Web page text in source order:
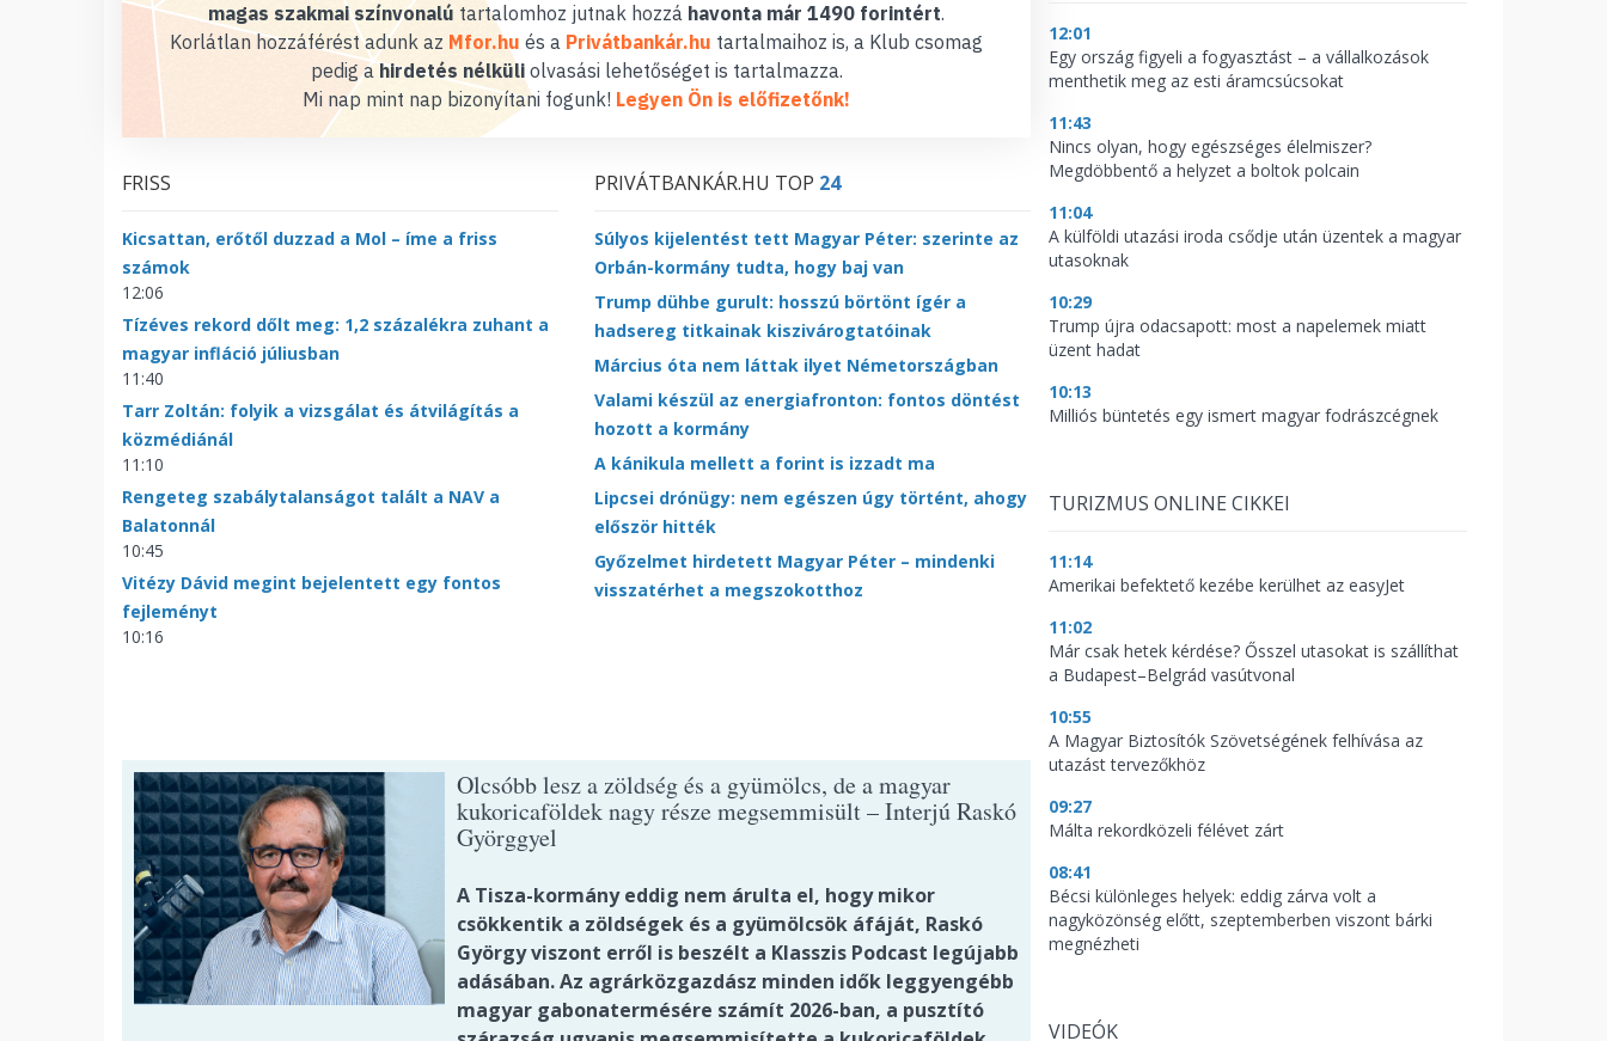
magas szakmai színvonalú tartalomhoz jutnak hozzá havonta már 1490 forintért.
Korlátlan hozzáférést adunk az Mfor.hu és a Privátbankár.hu tartalmaihoz is, a Klub csomag
pedig ahirdetés nélküliolvasási lehetőséget is tartalmazza.
Mi nap mint nap bizonyítani fogunk! Legyen Ön is előfizetőnk!
FRISS
Kicsattan, erőtől duzzad a Mol – íme a friss
számok
12:06
Tízéves rekord dőlt meg: 1,2 százalékra zuhant a
magyar infláció júliusban
11:40
Tarr Zoltán: folyik a vizsgálat és átvilágítás a
közmédiánál
11:10
Rengeteg szabálytalanságot talált a NAV a
Balatonnál
10:45
Vitézy Dávid megint bejelentett egy fontos
fejleményt
10:16
PRIVÁTBANKÁR.HU TOP 24
Súlyos kijelentést tett Magyar Péter: szerinte az
Orbán-kormány tudta, hogy baj van
Trump dühbe gurult: hosszú börtönt ígér a
hadsereg titkainak kiszivárogtatóinak
Március óta nem láttak ilyet Németországban
Valami készül az energiafronton: fontos döntést
hozott a kormány
A kánikula mellett a forint is izzadt ma
Lipcsei drónügy: nem egészen úgy történt, ahogy
először hitték
Győzelmet hirdetett Magyar Péter – mindenki
visszatérhet a megszokotthoz
Olcsóbb lesz a zöldség és a gyümölcs, de a magyar
kukoricaföldek nagy része megsemmisült – Interjú Raskó
Györggyel
A Tisza-kormány eddig nem árulta el, hogy mikor
csökkentik a zöldségek és a gyümölcsök áfáját, Raskó
György viszont erről is beszélt a Klasszis Podcast legújabb
adásában. Az agrárközgazdász minden idők leggyengébb
magyar gabonatermésére számít 2026-ban, a pusztító
12:01
Egy ország figyeli a fogyasztást – a vállalkozások
menthetik meg az esti áramcsúcsokat
11:43
Nincs olyan, hogy egészséges élelmiszer?
Megdöbbentő a helyzet a boltok polcain
11:04
A külföldi utazási iroda csődje után üzentek a magyar
utasoknak
10:29
Trump újra odacsapott: most a napelemek miatt
üzent hadat
10:13
Milliós büntetés egy ismert magyar fodrászcégnek
TURIZMUS ONLINE CIKKEI
11:14
Amerikai befektető kezébe kerülhet az easyJet
11:02
Már csak hetek kérdése? Ősszel utasokat is szállíthat
a Budapest–Belgrád vasútvonal
10:55
A Magyar Biztosítók Szövetségének felhívása az
utazást tervezőkhöz
09:27
Málta rekordközeli félévet zárt
08:41
Bécsi különleges helyek: eddig zárva volt a
nagyközönség előtt, szeptemberben viszont bárki
megnézheti
VIDEÓK